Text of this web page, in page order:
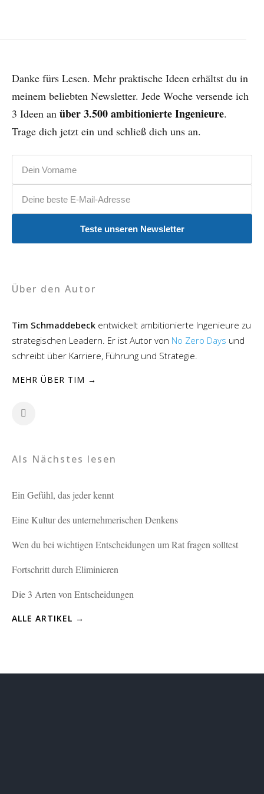
Danke fürs Lesen. Mehr praktische Ideen erhältst du in
meinem beliebten Newsletter. Jede Woche versende ich
3 Ideen an über 3.500 ambitionierte Ingenieure.
Trage dich jetzt ein und schließ dich uns an.
Teste unseren Newsletter
Über den Autor
Tim Schmaddebeck entwickelt ambitionierte Ingenieure zu
strategischen Leadern. Er ist Autor von No Zero Days und
schreibt über Karriere, Führung und Strategie.
MEHR ÜBER TIM →
Als Nächstes lesen
Ein Gefühl, das jeder kennt
Eine Kultur des unternehmerischen Denkens
Wen du bei wichtigen Entscheidungen um Rat fragen solltest
Fortschritt durch Eliminieren
Die 3 Arten von Entscheidungen
ALLE ARTIKEL →